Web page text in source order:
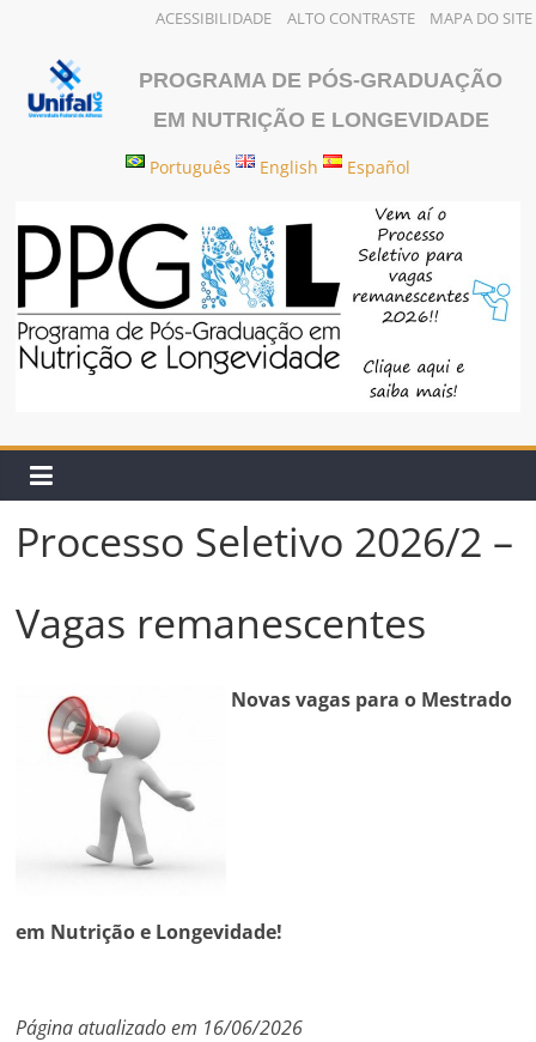
ACESSIBILIDADE ALTO CONTRASTE MAPA DO SITE
PROGRAMA DE PÓS-GRADUAÇÃO
EM NUTRIÇÃO E LONGEVIDADE
Português English Español
Processo Seletivo 2026/2 –
Vagas remanescentes
Novas vagas para o Mestrado
em Nutrição e Longevidade!
Página atualizado em 16/06/2026